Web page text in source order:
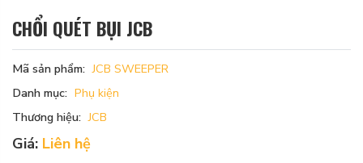
CHỔI QUÉT BỤI JCB
Mã sản phẩm: JCB SWEEPER
Danh mục: Phụ kiện
Thương hiệu: JCB
Giá: Liên hệ